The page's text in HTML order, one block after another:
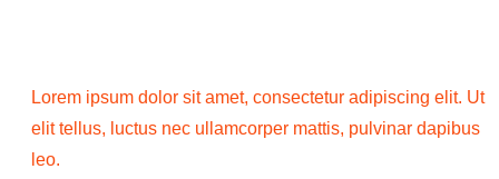
Lorem ipsum dolor sit amet, consectetur adipiscing elit. Ut
elit tellus, luctus nec ullamcorper mattis, pulvinar dapibus
leo.